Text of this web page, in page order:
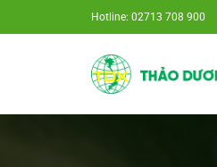
đến
Hotline: 02713 708 900